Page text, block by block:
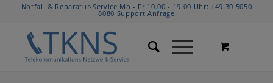
Notfall & Reparatur-Service Mo - Fr 10.00 - 19.00 Uhr:+49 30 5050
8080 Support Anfrage